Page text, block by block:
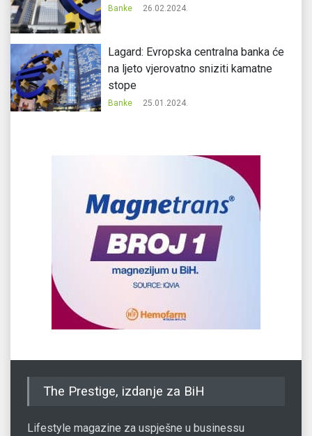
Banke 26.02.2024.
Lagard: Evropska centralna banka će
na ljeto vjerovatno sniziti kamatne
stope
Banke 25.01.2024.
The Prestige, izdanje za BiH
Lifestyle magazine za uspješne u businessu